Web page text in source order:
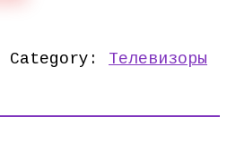
Category: Телевизоры